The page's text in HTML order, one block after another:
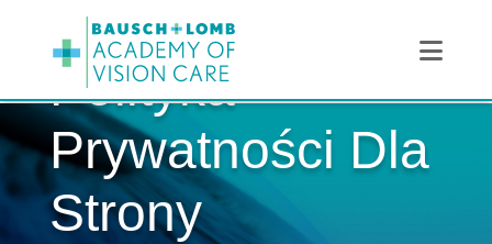
Polityka
Prywatności Dla
Strony